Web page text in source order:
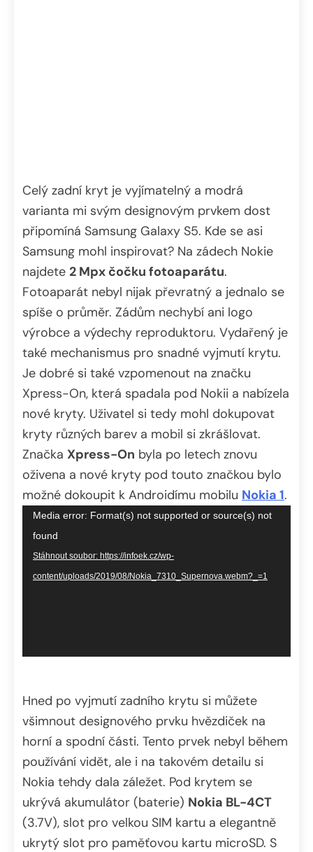
Celý zadní kryt je vyjímatelný a modrá
varianta mi svým designovým prvkem dost
připomíná Samsung Galaxy S5. Kde se asi
Samsung mohl inspirovat? Na zádech Nokie
najdete 2 Mpx čočku fotoaparátu.
Fotoaparát nebyl nijak převratný a jednalo se
spíše o průměr. Zádům nechybí ani logo
výrobce a výdechy reproduktoru. Vydařený je
také mechanismus pro snadné vyjmutí krytu.
Je dobré si také vzpomenout na značku
Xpress-On, která spadala pod Nokii a nabízela
nové kryty. Uživatel si tedy mohl dokupovat
kryty různých barev a mobil si zkrášlovat.
Značka Xpress-On byla po letech znovu
oživena a nové kryty pod touto značkou bylo
možné dokoupit k Androidímu mobilu Nokia 1.
Video
přehrávač
Media error: Format(s) not supported or source(s) not
found
Stáhnout soubor: https://infoek.cz/wp-
content/uploads/2019/08/Nokia_7310_Supernova.webm?_=1
Hned po vyjmutí zadního krytu si můžete
všimnout designového prvku hvězdiček na
horní a spodní části. Tento prvek nebyl během
používání vidět, ale i na takovém detailu si
Nokia tehdy dala záležet. Pod krytem se
ukrývá akumulátor (baterie) Nokia BL-4CT
(3.7V), slot pro velkou SIM kartu a elegantně
ukrytý slot pro paměťovou kartu microSD. S